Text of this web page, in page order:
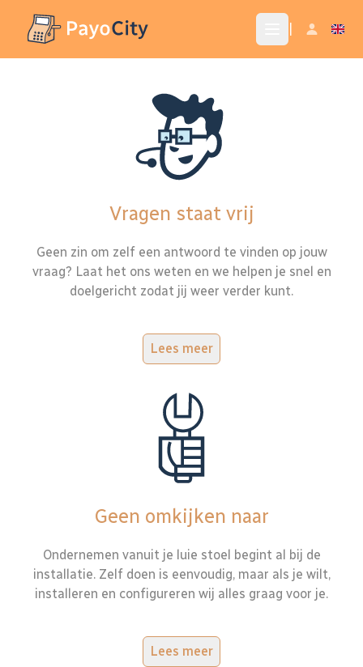
Vragen staat vrij
Geen zin om zelf een antwoord te vinden op jouw
vraag? Laat het ons weten en we helpen je snel en
doelgericht zodat jij weer verder kunt.
Lees meer
Geen omkijken naar
Ondernemen vanuit je luie stoel begint al bij de
installatie. Zelf doen is eenvoudig, maar als je wilt,
installeren en configureren wij alles graag voor je.
Lees meer